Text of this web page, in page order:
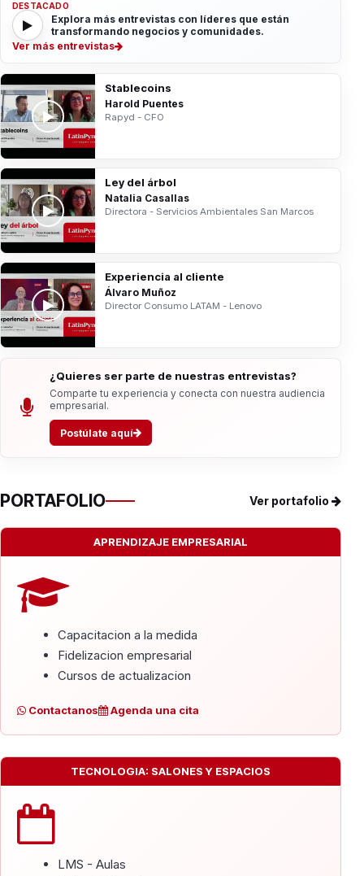
DESTACADO
Explora más entrevistas con líderes que están
transformando negocios y comunidades.
Ver más entrevistas
Stablecoins
Harold Puentes
Rapyd - CFO
Ley del árbol
Natalia Casallas
Directora - Servicios Ambientales San Marcos
Experiencia al cliente
Álvaro Muñoz
Director Consumo LATAM - Lenovo
¿Quieres ser parte de nuestras entrevistas?
Comparte tu experiencia y conecta con nuestra audiencia
empresarial.
Postúlate aquí
PORTAFOLIO Ver portafolio
APRENDIZAJE EMPRESARIAL
Capacitacion a la medida
Fidelizacion empresarial
Cursos de actualizacion
Contactanos Agenda una cita
TECNOLOGIA: SALONES Y ESPACIOS
LMS - Aulas